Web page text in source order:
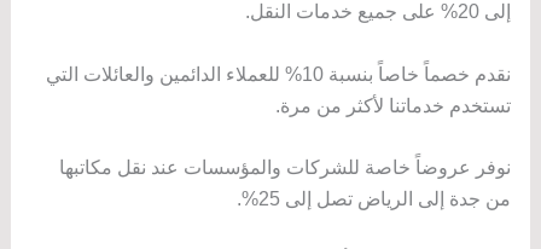
إلى 20% على جميع خدمات النقل.
نقدم خصماً خاصاً بنسبة 10% للعملاء الدائمين والعائلات التي
تستخدم خدماتنا لأكثر من مرة.
نوفر عروضاً خاصة للشركات والمؤسسات عند نقل مكاتبها
من جدة إلى الرياض تصل إلى 25%.